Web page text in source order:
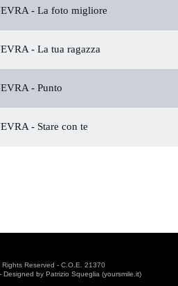
- La foto migliore
- La tua ragazza
- Punto
- Stare con te
Reserved - C.O.E. 21370
by Patrizio Squeglia (yoursmile.it)